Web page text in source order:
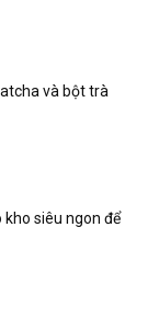
và bột trà
kho siêu ngon để